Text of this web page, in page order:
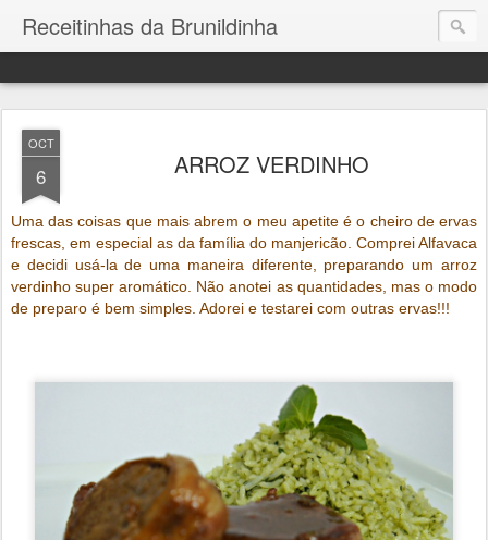
Receitinhas da Brunildinha
OCT
6 ARROZ VERDINHO
Uma das coisas que mais abrem o meu apetite é o cheiro de ervas
frescas, em especial as da família do manjericão. Comprei Alfavaca
e decidi usá-la de uma maneira diferente, preparando um arroz
verdinho super aromático. Não anotei as quantidades, mas o modo
de preparo é bem simples. Adorei e testarei com outras ervas!!!